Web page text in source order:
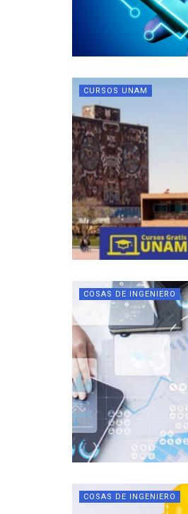
CURSOS UNAM
COSAS DE INGENIERO
COSAS DE INGENIERO